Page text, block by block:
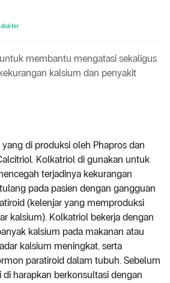
membantu mengatasi sekaligus
kalsium dan penyakit
di produksi oleh Phapros dan
Kolkatriol di gunakan untuk
terjadinya kekurangan
pada pasien dengan gangguan
(kelenjar yang memproduksi
kalsium). Kolkatriol bekerja dengan
kalsium pada makanan atau
kalsium meningkat, serta
paratiroid dalam tubuh. Sebelum
harapkan berkonsultasi dengan